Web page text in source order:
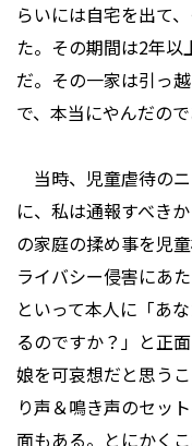
らいには自宅を出て
た。その期間は2年
だ。その一家は引っ
で、本当にやんだので
当時、児童虐待の
に、私は通報すべき
の家庭の揉め事を児
ライバシー侵害にあ
といって本人に「あ
るのですか？」と正
娘を可哀想だと思う
り声＆鳴き声のセッ
面もある。とにかく